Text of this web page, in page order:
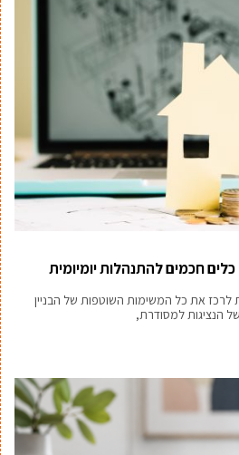
חכמים להתנהלות יומיומית
לרכז את כל המשימות השוטפות של הבניין
הנציגות למסודרת,